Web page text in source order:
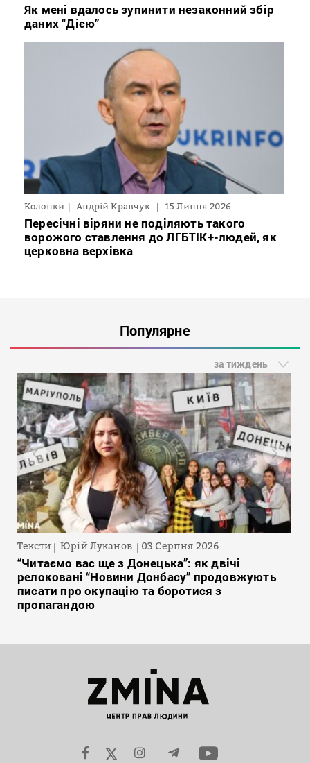
Як мені вдалось зупинити незаконний збір
даних “Дією”
Колонки Андрій Кравчук 15 Липня 2026
Пересічні віряни не поділяють такого
ворожого ставлення до ЛГБТІК+-людей, як
церковна верхівка
Популярне
за тиждень
Тексти Юрій Луканов 03 Серпня 2026
“Читаємо вас ще з Донецька”: як двічі
релоковані “Новини Донбасу” продовжують
писати про окупацію та боротися з
пропагандою